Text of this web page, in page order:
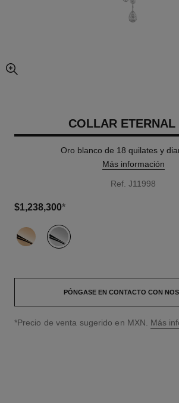
imagen agrandada
COLLAR ETERNAL
Oro blanco de 18 quilates y
Más información
Ref. J11998
$1,238,300*
variante (2)
PÓNGASE EN CONTACTO CON
↩
*Precio de venta sugerido en MXN. Más